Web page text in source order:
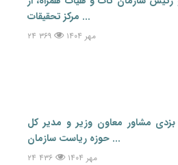
مرکز تحقیقات ...
۲۴ مهر ۱۴۰۴ ۳۶۹
مشاور معاون وزیر و مدیر کل
حوزه ریاست سازمان ...
۲۴ مهر ۱۴۰۴ ۴۳۶